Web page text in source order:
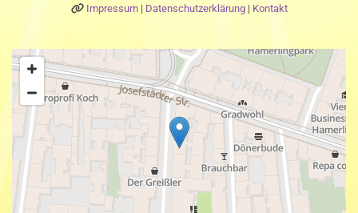
 Impressum| Datenschutzerklärung| Kontakt